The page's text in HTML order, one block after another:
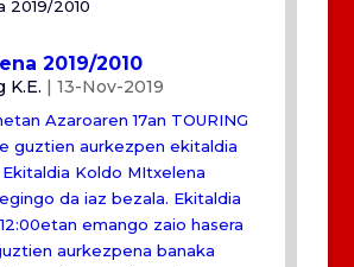
2019/2010
K.E. 13-Nov-2019
Azaroaren 17an TOURING
guztien aurkezpen ekitaldia
Koldo MItxelena
da iaz bezala. Ekitaldia
emango zaio hasera
aurkezpena banaka